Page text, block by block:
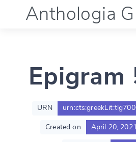
Anthologia
Language (en)
Documentation
Epigram
URN
Created on April 20, 2021